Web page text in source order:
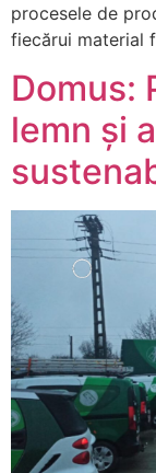
procesele de
fiecărui material
Domus:
lemn și